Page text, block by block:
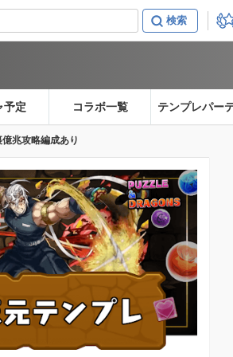
予定 コラボ一覧 テンプレパー
兆攻略編成あり